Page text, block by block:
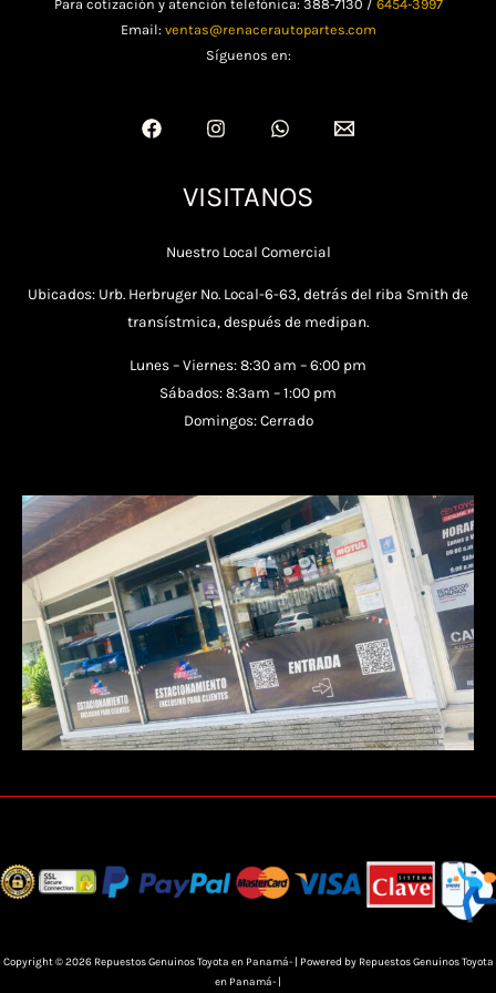
Para cotización y atención telefónica: 388-7130 / 6454-3997
Email: ventas@renacerautopartes.com
Síguenos en:
VISITANOS
Nuestro Local Comercial
Ubicados: Urb. Herbruger No. Local-6-63, detrás del riba Smith de
transístmica, después de medipan.
Lunes – Viernes: 8:30 am – 6:00 pm
Sábados: 8:3am – 1:00 pm
Domingos: Cerrado
Copyright © 2026 Repuestos Genuinos Toyota en Panamá- | Powered by Repuestos Genuinos Toyota
en Panamá- |